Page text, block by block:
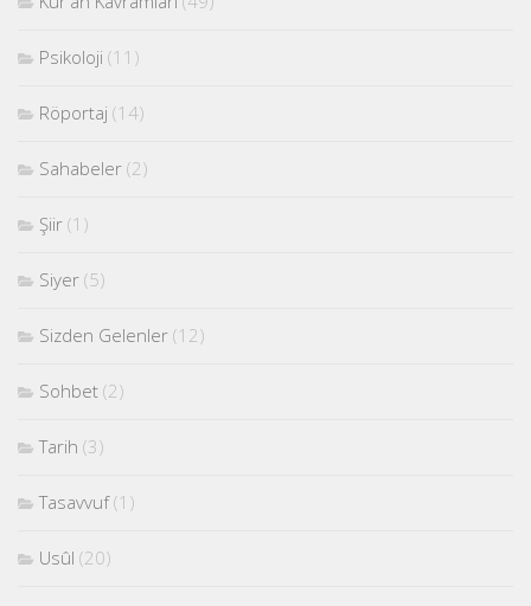
Psikoloji (11)
Röportaj (14)
Sahabeler (2)
Şiir (1)
Siyer (5)
Sizden Gelenler (12)
Sohbet (2)
Tarih (3)
Tasavvuf(1)
Usûl (20)